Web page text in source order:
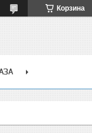
Корзина